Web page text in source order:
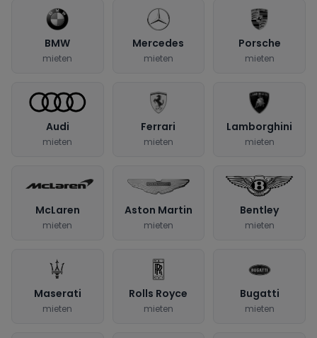
BMW
mieten
Mercedes
mieten
Porsche
mieten
Audi
mieten
Ferrari
mieten
Lamborghini
mieten
McLaren
mieten
Aston Martin
mieten
Bentley
mieten
Maserati
mieten
Rolls Royce
mieten
Bugatti
mieten